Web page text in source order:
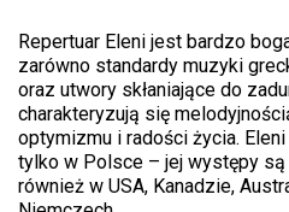
Repertuar Eleni jest bardzo
zarówno standardy muzyki
oraz utwory skłaniające do
charakteryzują się
optymizmu i radości życia.
tylko w Polsce – jej występy są
również w USA, Kanadzie,